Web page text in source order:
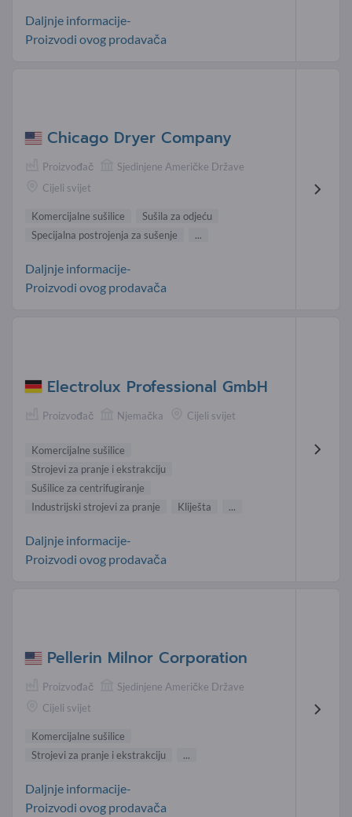
Daljnje informacije-
Proizvodi ovog prodavača
Chicago Dryer Company
Proizvođač
Sjedinjene Američke Države
Cijeli svijet
Komercijalne sušilice
Sušila za odjeću
Specijalna postrojenja za sušenje
...
Daljnje informacije-
Proizvodi ovog prodavača
Electrolux Professional GmbH
Proizvođač Njemačka Cijeli svijet
Komercijalne sušilice
Strojevi za pranje i ekstrakciju
Sušilice za centrifugiranje
Industrijski strojevi za pranje
Kliješta ...
Daljnje informacije-
Proizvodi ovog prodavača
Pellerin Milnor Corporation
Proizvođač
Sjedinjene Američke Države
Cijeli svijet
Komercijalne sušilice
Strojevi za pranje i ekstrakciju
...
Daljnje informacije-
Proizvodi ovog prodavača